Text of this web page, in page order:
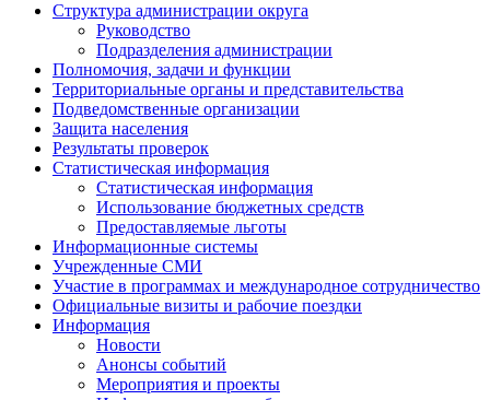
Структура администрации округа
Руководство
Подразделения администрации
Полномочия, задачи и функции
Территориальные органы и представительства
Подведомственные организации
Защита населения
Результаты проверок
Статистическая информация
Статистическая информация
Использование бюджетных средств
Предоставляемые льготы
Информационные системы
Учрежденные СМИ
Участие в программах и международное сотрудничество
Официальные визиты и рабочие поездки
Информация
Новости
Анонсы событий
Мероприятия и проекты